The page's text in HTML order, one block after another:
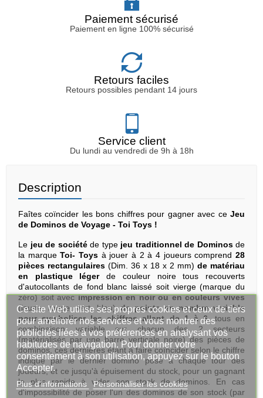
Paiement sécurisé
Paiement en ligne 100% sécurisé
Retours faciles
Retours possibles pendant 14 jours
Service client
Du lundi au vendredi de 9h à 18h
Description
Faîtes coïncider les bons chiffres pour gagner avec ceJeu
de Dominos de Voyage - Toi Toys !
Le jeu de sociétéde type jeu traditionnel de Dominosde
la marqueToi- Toys à jouer à 2 à 4 joueurs comprend28
pièces rectangulaires (Dim. 36 x 18 x 2 mm) de matériau
en plastique légerde couleur noire tous recouverts
d'autocollants de fond blanc laissé soit vierge (marque du
zéro) soit avecimpression en noir ou en couleurs vives
(jaune, rouge, vert, bleu)de points en nombre variable
pour symboliser les chiffres allant de 1 à 6, tous en
combinaison variable sur chacun des 2 secteurs
(matérialisés par une barre verticale noire) des pièces de
dominos, ces dernières étant à faire coïncider selon le chiffre
indiqué par le dernier domino posé à chaque tour des
joueurs, et ce jusqu'à épuisement du stock, pour un gagnant
le plus rapide à vider son stock de dominos. En cas
d'impossibilité de poser l'un des dominos de son stock (par
Ce site Web utilise ses propres cookies et ceux de tiers
pour améliorer nos services et vous montrer des
publicités liées à vos préférences en analysant vos
habitudes de navigation. Pour donner votre
consentement à son utilisation, appuyez sur le bouton
Accepter.
Plus d'informations Personnaliser les cookies